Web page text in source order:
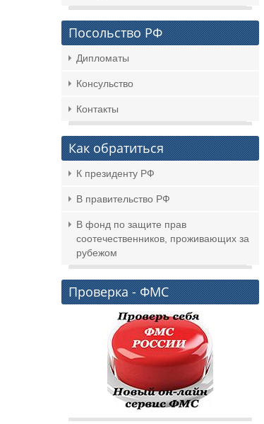
Посольство РФ
Дипломаты
Консульство
Контакты
Как обратиться
К президенту РФ
В правительство РФ
В фонд по защите прав
соотечественников, проживающих за
рубежом
Проверка - ФМС